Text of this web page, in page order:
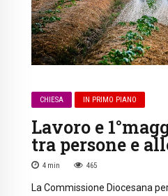
CHIESA IN PRIMO PIANO
Lavoro e
tra persone e
4 min 465
La Commissione Diocesana